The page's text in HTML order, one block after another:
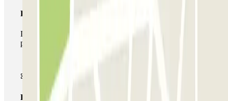
Pase multiparking
Durante tu estancia podrás hacer uso de toda la red de
parkings de este operador disponibles en Parclick.
Pase ilimitado